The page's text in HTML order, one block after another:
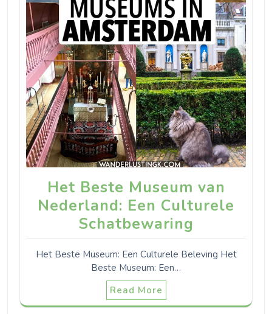
Het Beste Museum van
Nederland: Een Culturele
Schatbewaring
Het Beste Museum: Een Culturele Beleving Het
Beste Museum: Een…
Read More